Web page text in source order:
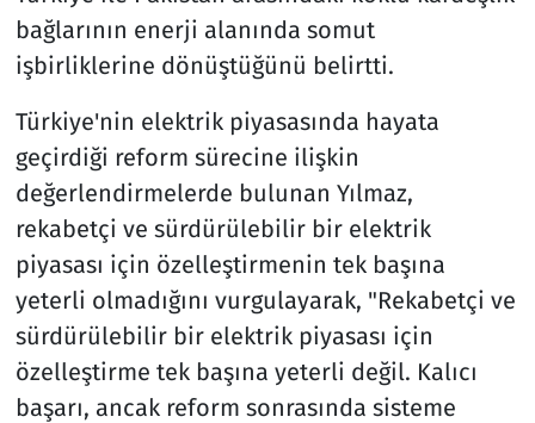
bağlarının enerji alanında somut
işbirliklerine dönüştüğünü belirtti.
Türkiye'nin elektrik piyasasında hayata
geçirdiği reform sürecine ilişkin
değerlendirmelerde bulunan Yılmaz,
rekabetçi ve sürdürülebilir bir elektrik
piyasası için özelleştirmenin tek başına
yeterli olmadığını vurgulayarak, "Rekabetçi ve
sürdürülebilir bir elektrik piyasası için
özelleştirme tek başına yeterli değil. Kalıcı
başarı, ancak reform sonrasında sisteme